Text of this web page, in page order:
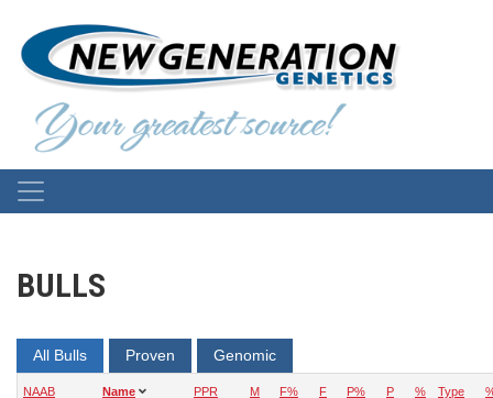
BULLS
All Bulls Proven Genomic
NAAB Name PPR M F% F P% P
%
Type